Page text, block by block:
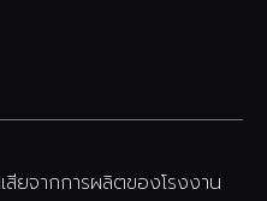
ยจากการผลิตของโรงงาน